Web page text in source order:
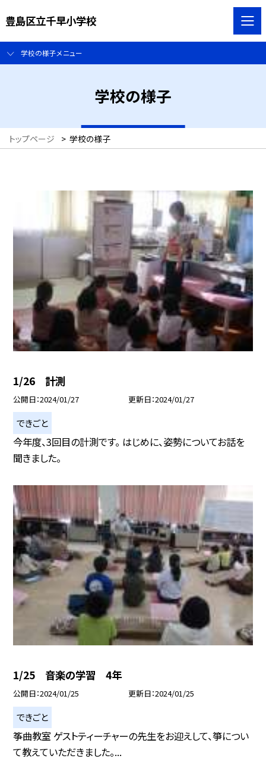
豊島区立千早小学校
学校の様子メニュー
学校の様子
トップページ > 学校の様子
1/26 計測
公開日 2024/01/27 更新日 2024/01/27
できごと
今年度、3回目の計測です。 はじめに、姿勢についてお話を
聞きました。
1/25 音楽の学習 4年
公開日 2024/01/25 更新日 2024/01/25
できごと
筝曲教室 ゲストティーチャーの先生をお迎えして、箏につい
て教えていただきました。...